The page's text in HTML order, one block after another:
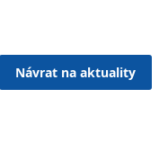
Návrat na aktuality